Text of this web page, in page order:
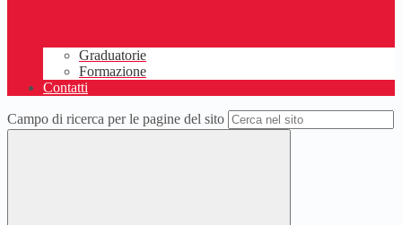
Graduatorie
Formazione
Contatti
Campo di ricerca per le pagine del sito